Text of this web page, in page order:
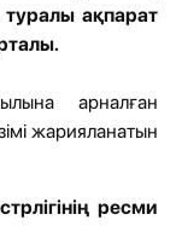
ақпарат
арналған
жарияланатын
ресми